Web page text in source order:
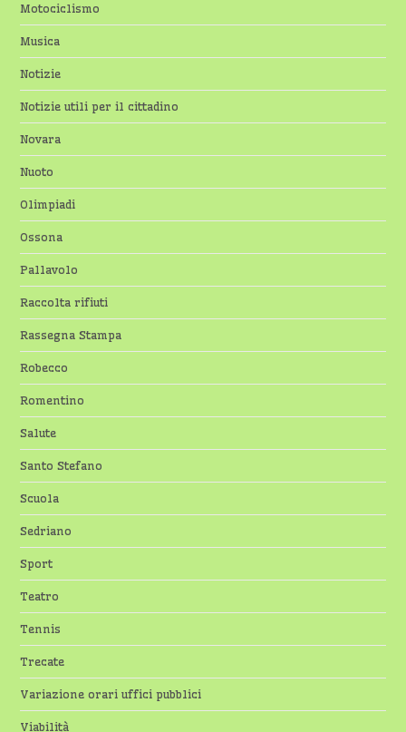
Motociclismo
Musica
Notizie
Notizie utili per il cittadino
Novara
Nuoto
Olimpiadi
Ossona
Pallavolo
Raccolta rifiuti
Rassegna Stampa
Robecco
Romentino
Salute
Santo Stefano
Scuola
Sedriano
Sport
Teatro
Tennis
Trecate
Variazione orari uffici pubblici
Viabilità